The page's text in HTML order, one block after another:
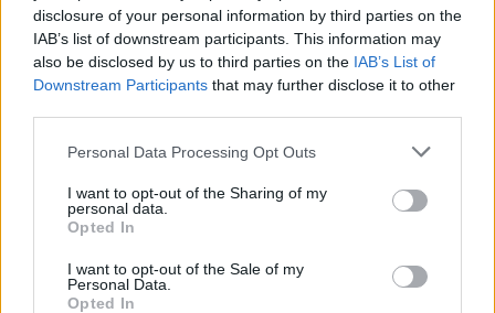
disclosure of your personal information by third parties on the
IAB’s list of downstream participants. This information may
also be disclosed by us to third parties on the IAB’s List of
Downstream Participants that may further disclose it to other
Personal Data Processing Opt Outs
I want to opt-out of the Sharing of my
personal data.
Opted In
I want to opt-out of the Sale of my
Personal Data.
Opted In